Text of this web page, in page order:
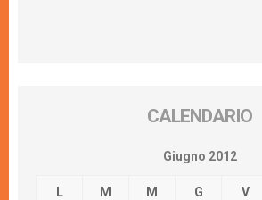
CALENDARIO
Giugno 2012
L M M G V